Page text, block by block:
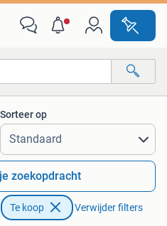
Sorteer op
zoekopdracht
Te koop Verwijder filters